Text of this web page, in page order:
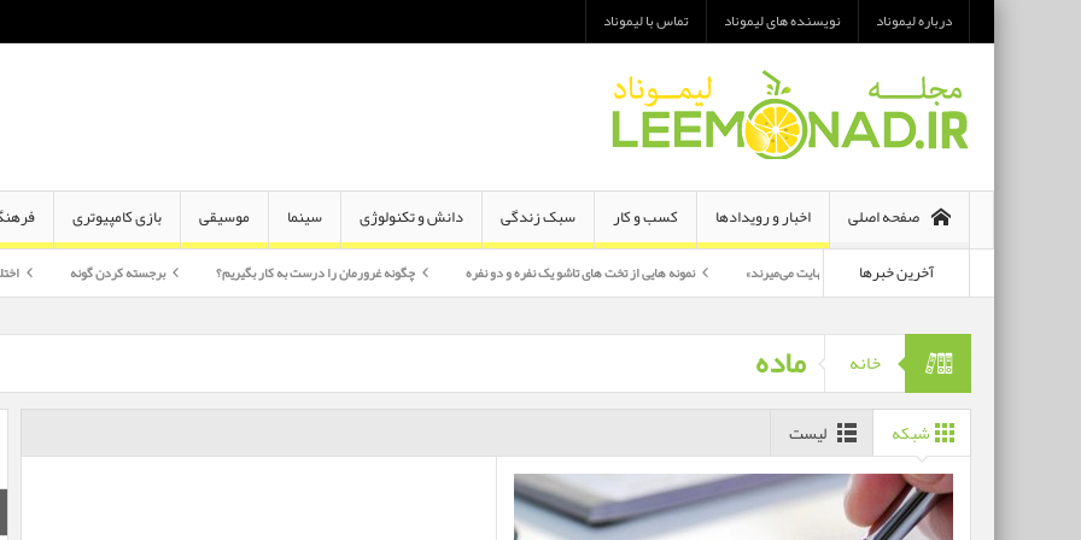
درباره لیموناد نویسنده های لیموناد تماس با لیموناد
صفحه اصلی اخبار و رویدادها کسب و کار سبک زندگی دانش و تکنولوژی سینما موسیقی بازی کامپیوتری
آخرین خبرها
معرفی رمان «هر دو در نهایت می‌میرند» نمونه هایی از تخت های تاشو یک نفره و دو نفره چگونه غرورمان را درست به کار بگیریم؟ برجسته کردن گونه اختلاف سن در
خانه ماده
شبکه لیست